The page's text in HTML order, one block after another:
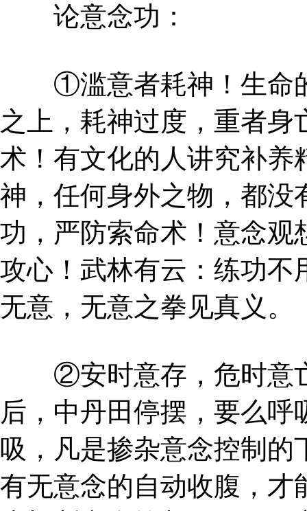
论意念功：
①滥意者耗神！生命的
之上，耗神过度，重者
术！有文化的人讲究补养
神，任何身外之物，都没
功，严防索命术！意念观
攻心！武林有云：练功不
无意，无意之拳见真义。
②安时意存，危时意亡
后，中丹田停摆，要么
吸，凡是掺杂意念控制的
有无意念的自动收腹，才